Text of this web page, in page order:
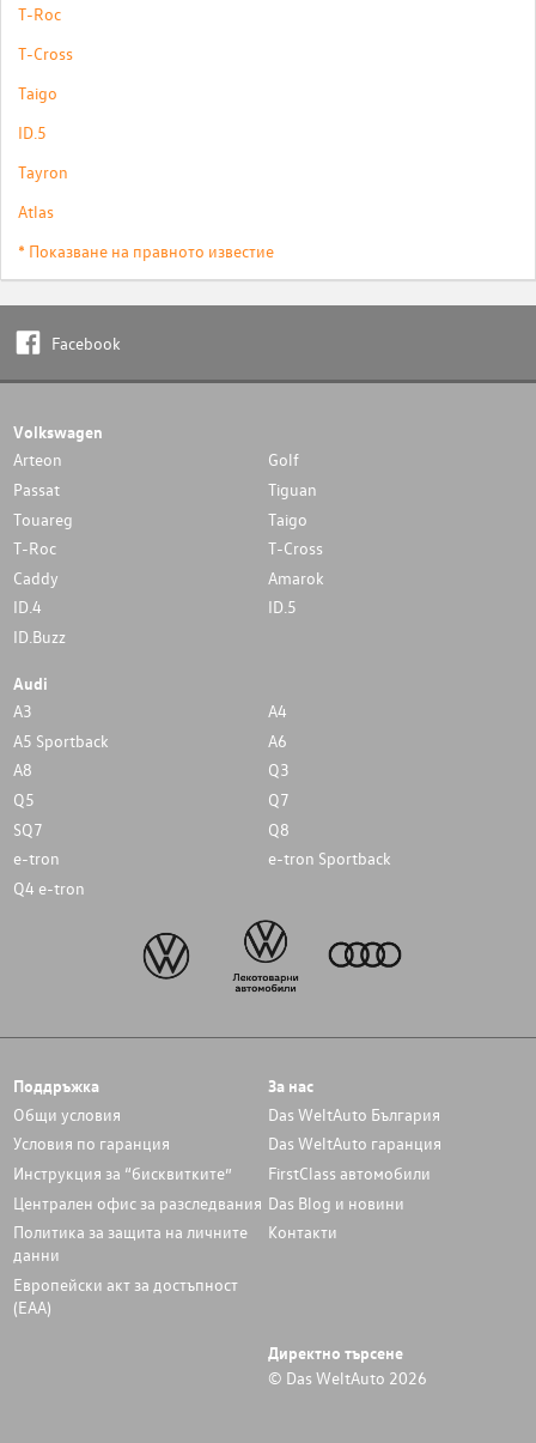
T-Roc
T-Cross
Taigo
ID.5
Tayron
Atlas
* Показване на правното известие
Facebook
Volkswagen
Arteon
Golf
Passat
Tiguan
Touareg
Taigo
T-Roc
T-Cross
Caddy
Amarok
ID.4
ID.5
ID.Buzz
Audi
A3
A4
A5 Sportback
A6
A8
Q3
Q5
Q7
SQ7
Q8
e-tron
e-tron Sportback
Q4 e-tron
Поддръжка
Общи условия
Условия по гаранция
Инструкция за “бисквитките”
Централен офис за разследвания
Политика за защита на личните
данни
Европейски акт за достъпност
(ЕАА)
За нас
Das WeltAuto България
Das WeltAuto гаранция
FirstClass автомобили
Das Blog и новини
Контакти
Директно търсене
© Das WeltAuto 2026